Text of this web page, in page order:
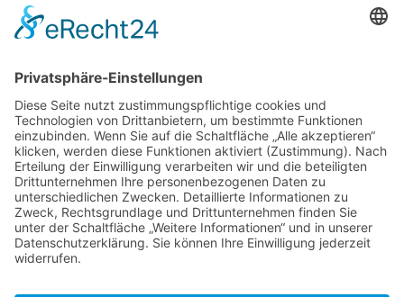
Wir bewahren Geschichte,
pflegen Gemeinschaft und
gestalten gemeinsam die
Zukunft unseres Ortes.
wenn du fragen hast.
eMail Kontakt
Social Medien